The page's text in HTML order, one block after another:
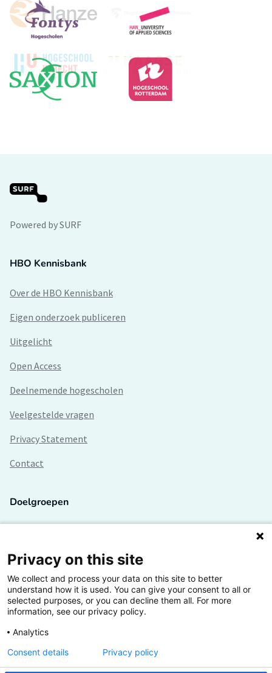
Powered by SURF
HBO Kennisbank
Over de HBO Kennisbank
Eigen onderzoek publiceren
Uitgelicht
Open Access
Deelnemende hogescholen
Veelgestelde vragen
Privacy Statement
Contact
Doelgroepen
Lectoren en onderzoekers
Bedrijven
Hogescholen
Privacy on this site
We collect and process your data on this site to better
understand how it is used. You can give your consent to all or
selected purposes, or you can decline them all. For more
information, see our privacy policy.
Analytics
Consent details
Privacy policy